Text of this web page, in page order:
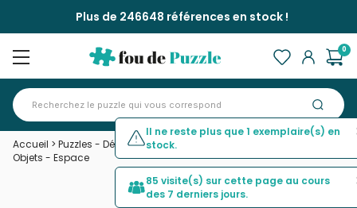
Plus de 246648 références en stock !
0
Accueil > Puzzles - Déco et Objets>
Objets - Espace
Il ne reste plus que 1 exemplaire(s) en
stock.
85 visite(s) sur cette page au cours
des 7 derniers jours.